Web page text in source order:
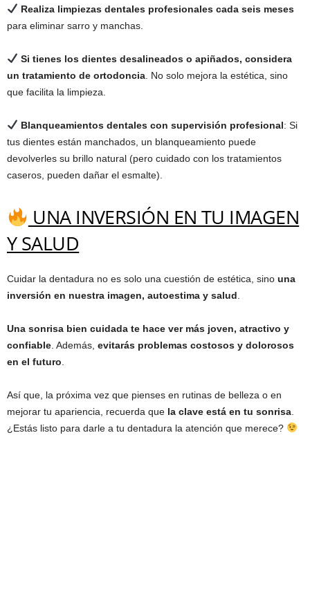
Realiza limpiezas dentales profesionales cada seis meses
para eliminar sarro y manchas.
Si tienes los dientes desalineados o apiñados, considera
un tratamiento de ortodoncia . No solo mejora la estética, sino
que facilita la limpieza.
Blanqueamientos dentales con supervisión profesional: Si
tus dientes están manchados, un blanqueamiento puede
devolverles su brillo natural (pero cuidado con los tratamientos
caseros, pueden dañar el esmalte).
UNA INVERSIÓN EN TU IMAGEN
Y SALUD
Cuidar la dentadura no es solo una cuestión de estética, sino una
inversión en nuestra imagen, autoestima y salud
Una sonrisa bien cuidada te hace ver más joven, atractivo y
confiable . Además, evitarás problemas costosos y dolorosos
en el futuro
Así que, la próxima vez que pienses en rutinas de belleza o en
mejorar tu apariencia, recuerda que la clave está en tu sonrisa
¿Estás listo para darle a tu dentadura la atención que merece?